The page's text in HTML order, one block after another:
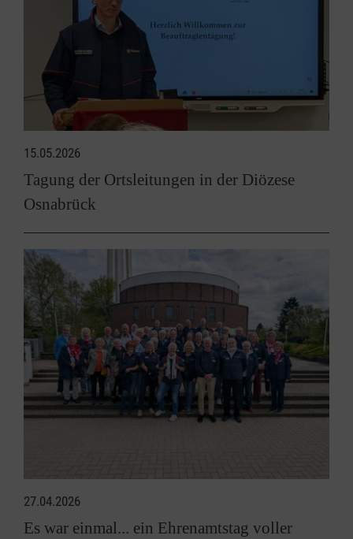
15.05.2026
Tagung der Ortsleitungen in der Diözese
Osnabrück
27.04.2026
Es war einmal... ein Ehrenamtstag voller